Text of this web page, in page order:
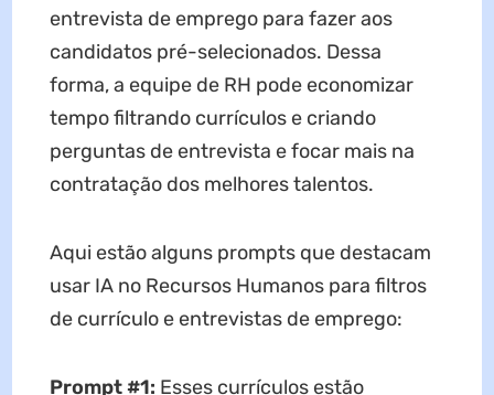
entrevista de emprego para fazer aos
candidatos pré-selecionados. Dessa
forma, a equipe de RH pode economizar
tempo filtrando currículos e criando
perguntas de entrevista e focar mais na
contratação dos melhores talentos.
Aqui estão alguns prompts que destacam
usar IA no Recursos Humanos para filtros
de currículo e entrevistas de emprego:
Prompt #1: Esses currículos estão